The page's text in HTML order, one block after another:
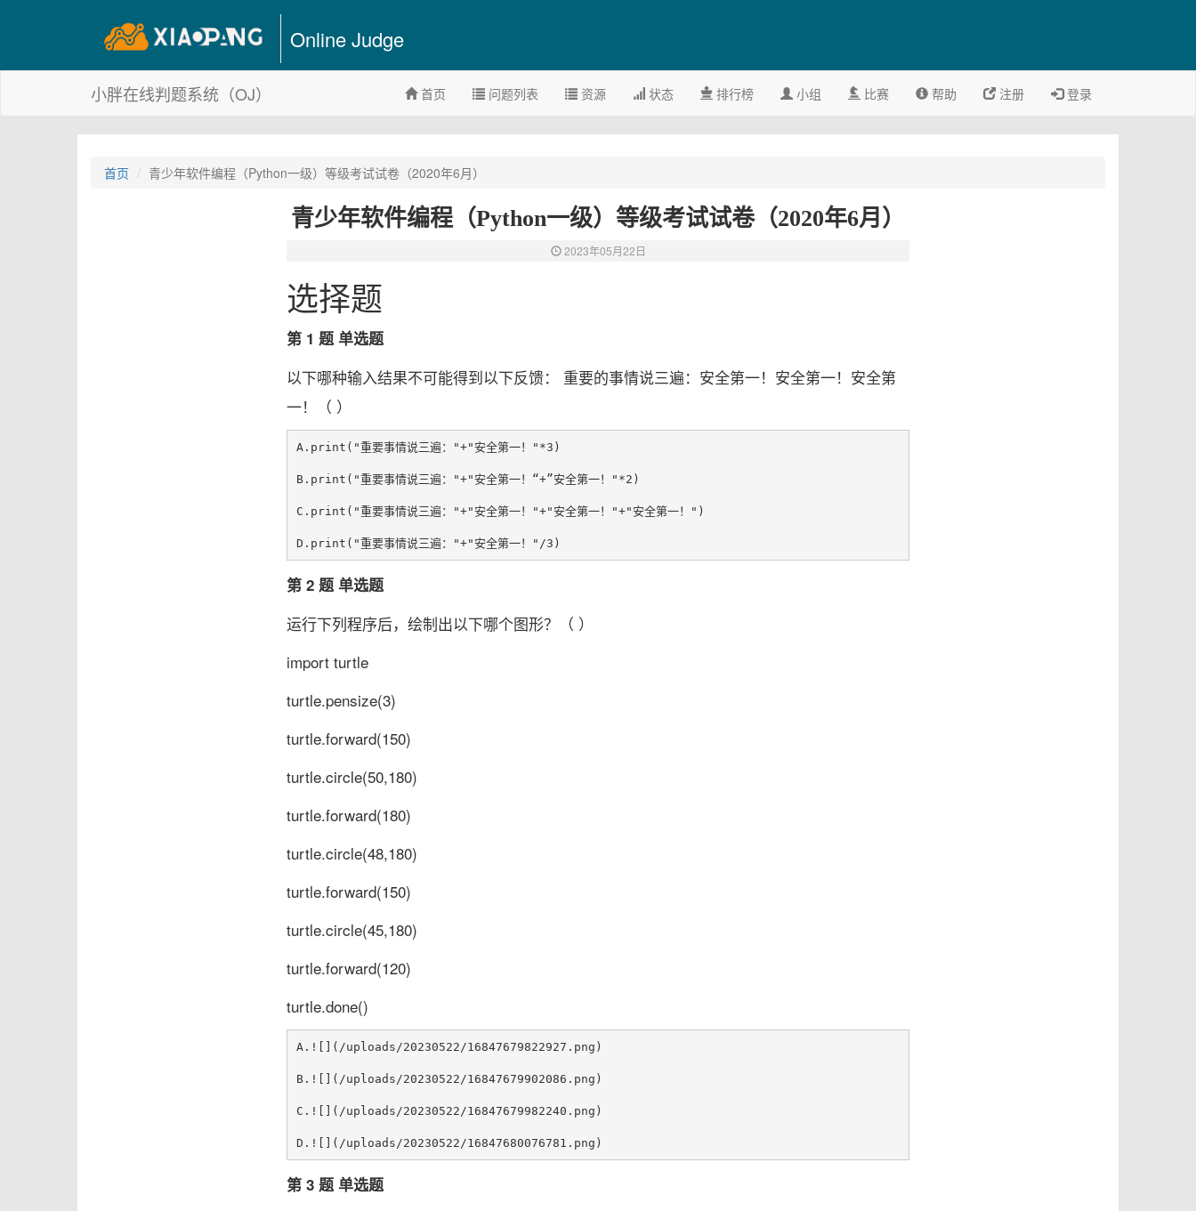
Online Judge
小胖在线判题系统（OJ） 首页 问题列表 资源 状态 排行榜 小组 比赛 帮助 注册 登录
首页 青少年软件编程（Python一级）等级考试试卷（2020年6月）
青少年软件编程（Python一级）等级考试试卷（2020年6月）
2023年05月22日
选择题
第 1 题 单选题
以下哪种输入结果不可能得到以下反馈： 重要的事情说三遍：安全第一！安全第一！安全第
一！（ ）
A.print("重要事情说三遍："+"安全第一！"*3)
B.print("重要事情说三遍："+"安全第一！“+”安全第一！"*2)
C.print("重要事情说三遍："+"安全第一！"+"安全第一！"+"安全第一！")
第 2 题 单选题
运行下列程序后，绘制出以下哪个图形？（ ）
import turtle
turtle.pensize(3)
turtle.forward(150)
turtle.circle(50,180)
turtle.forward(180)
turtle.circle(48,180)
turtle.forward(150)
turtle.circle(45,180)
turtle.forward(120)
turtle.done()
A.![](/uploads/20230522/16847679822927.png)
B.![](/uploads/20230522/16847679902086.png)
C.![](/uploads/20230522/16847679982240.png)
第 3 题 单选题